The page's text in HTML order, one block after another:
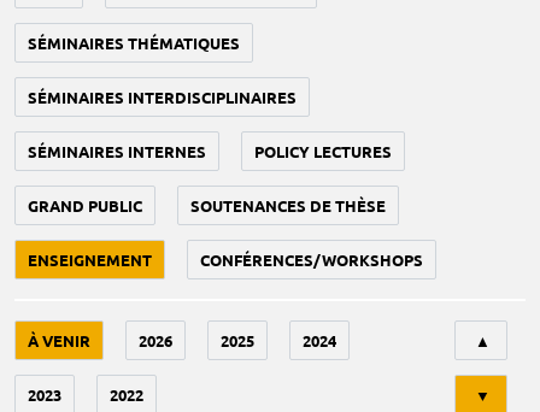
SÉMINAIRES THÉMATIQUES
SÉMINAIRES INTERDISCIPLINAIRES
SÉMINAIRES INTERNES POLICY LECTURES
GRAND PUBLIC SOUTENANCES DE THÈSE
ENSEIGNEMENT CONFÉRENCES/WORKSHOPS
À VENIR 2026 2025 2024
2023 2022
▲
▼